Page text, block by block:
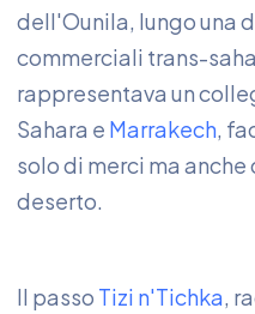
dell'Ounila, lungo una
commerciali trans-
rappresentava un
Sahara e Marrakech,
solo di merci ma
deserto.
Il passo Tizi n'Tichka,